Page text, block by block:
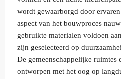
wordt gewaarborgd door
aspect van het bouwproces
gebruikte materialen voldoen
zijn geselecteerd op
De gemeenschappelijke ruimtes
ontworpen met het oog op